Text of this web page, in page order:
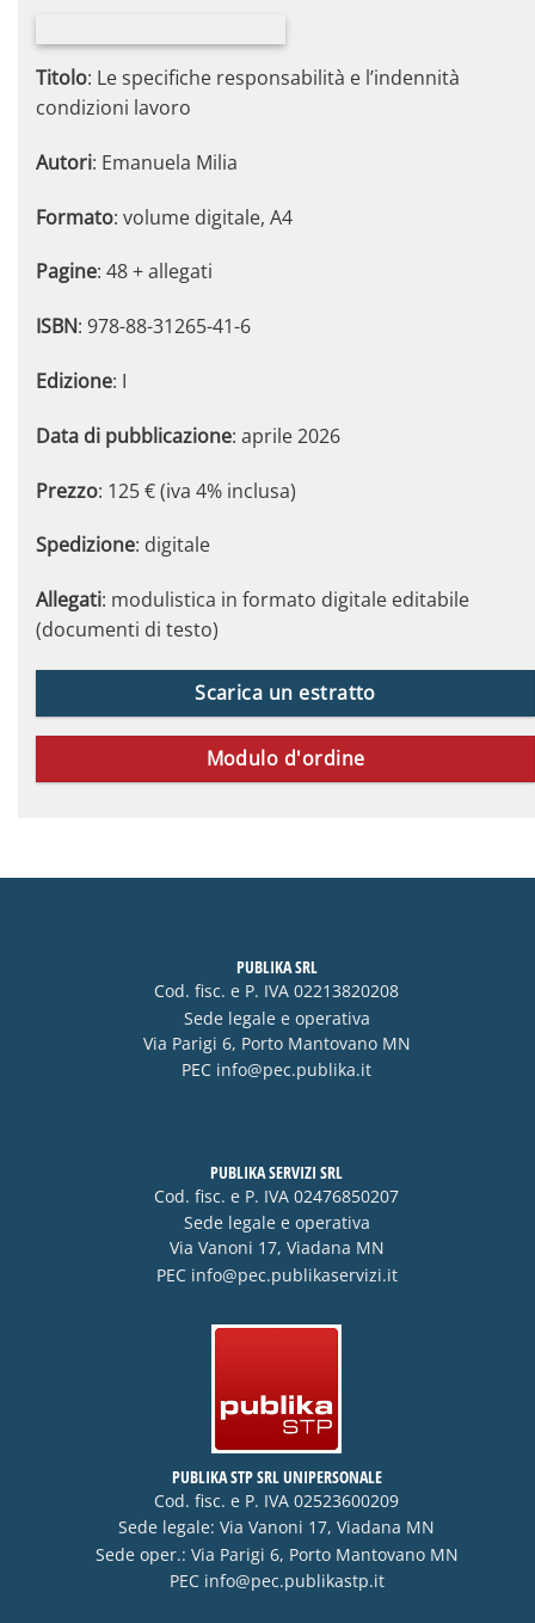
Titolo: Le specifiche responsabilità e l’indennità
condizioni lavoro
Autori: Emanuela Milia
Formato: volume digitale, A4
Pagine: 48 + allegati
ISBN: 978-88-31265-41-6
Edizione: I
Data di pubblicazione: aprile 2026
Prezzo: 125 € (iva 4% inclusa)
Spedizione: digitale
Allegati: modulistica in formato digitale editabile
(documenti di testo)
Scarica un estratto
Modulo d'ordine
PUBLIKA SRL
Cod. fisc. e P. IVA 02213820208
Sede legale e operativa
Via Parigi 6, Porto Mantovano MN
PEC info@pec.publika.it
PUBLIKA SERVIZI SRL
Cod. fisc. e P. IVA 02476850207
Sede legale e operativa
Via Vanoni 17, Viadana MN
PEC info@pec.publikaservizi.it
PUBLIKA STP SRL UNIPERSONALE
Cod. fisc. e P. IVA 02523600209
Sede legale: Via Vanoni 17, Viadana MN
Sede oper.: Via Parigi 6, Porto Mantovano MN
PEC info@pec.publikastp.it